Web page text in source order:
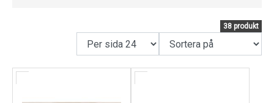
Kundservice
38 produkt